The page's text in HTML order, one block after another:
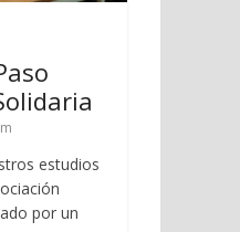
estudios
por un